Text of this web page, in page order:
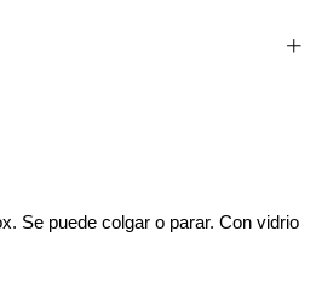
Se puede colgar o parar. Con vidrio